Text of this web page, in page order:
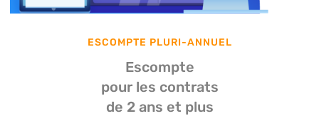
ESCOMPTE PLURI-ANNUEL
Escompte
pour les contrats
de 2 ans et plus